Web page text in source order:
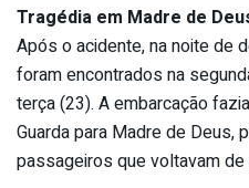
Tragédia em Madre de
Após o acidente, na noite de
foram encontrados na
terça (23). A embarcação
Guarda para Madre de Deus,
passageiros que voltavam